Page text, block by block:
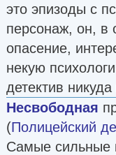
это эпизоды с
персонаж, он, в
опасение,
некую
детектив никуда
Несвободная
(Полицейский
Самые сильные